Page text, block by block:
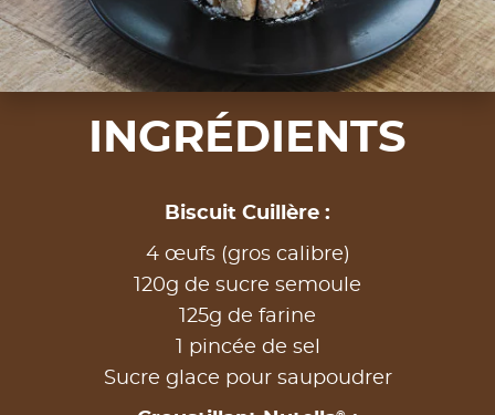
INGRÉDIENTS
Biscuit Cuillère :
4 œufs (gros calibre)
120g de sucre semoule
125g de farine
1 pincée de sel
Sucre glace pour saupoudrer